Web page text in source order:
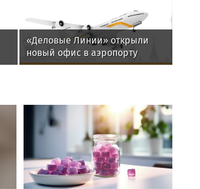
«Деловые Линии» открыли
новый офис в аэропорту
Благовещенска